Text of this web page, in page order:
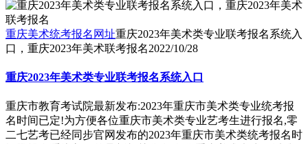
重庆美术统考报名网址重庆2023年美术类专业联考报名系统入
口，重庆2023年美术联考报名2022/10/28
重庆2023年美术类专业联考报名系统入口
重庆市教育考试院最新发布:2023年重庆市美术类专业统考报
名时间已定!为方便各位重庆市美术类专业艺考生进行报名,零
二七艺考已经同步官网发布的2023年重庆市美术类统考报名时